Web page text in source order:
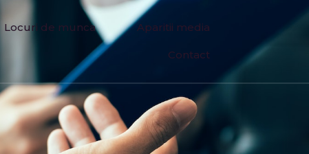
Locuri de munca Aparitii media
Contact